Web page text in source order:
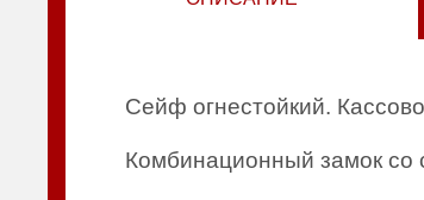
Сейф огнестойкий.
Комбинационный замок со